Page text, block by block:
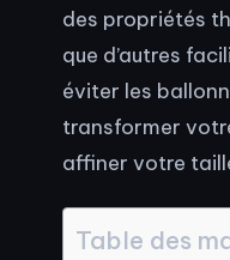
des propriétés
que d’autres
éviter les
transformer
affiner votre
Table des